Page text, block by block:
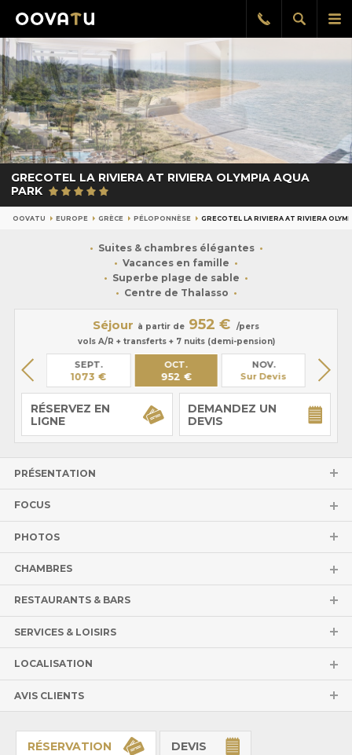
le
Afficher
la
Rappel
gratuit
GRECOTEL LA RIVIERA AT RIVIERA OLYMPIA AQUA
PARK
OOVATU EUROPE GRÈCE PÉLOPONNÈSE GRECOTEL LA RIVIERA AT RIVIERA
Suites & chambres élégantes
Vacances en famille
Superbe plage de sable
Centre de Thalasso
Séjour à partir de 952 €
/pers
vols A/R + transferts + 7 nuits (demi-pension)
SEPT.
1073 €
OCT.
952 €
NOV.
Sur Devis
Sur
RÉSERVEZ EN
LIGNE
DEMANDEZ UN
DEVIS
PRÉSENTATION
FOCUS
PHOTOS
CHAMBRES
RESTAURANTS & BARS
SERVICES & LOISIRS
LOCALISATION
AVIS CLIENTS
RÉSERVATION DEVIS